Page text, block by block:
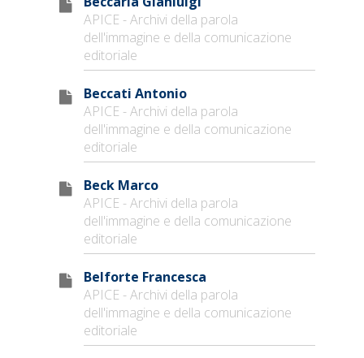
APICE - Archivi della parola
dell'immagine e della comunicazione
editoriale
Beccati Antonio
APICE - Archivi della parola
dell'immagine e della comunicazione
editoriale
Beck Marco
APICE - Archivi della parola
dell'immagine e della comunicazione
editoriale
Belforte Francesca
APICE - Archivi della parola
dell'immagine e della comunicazione
editoriale